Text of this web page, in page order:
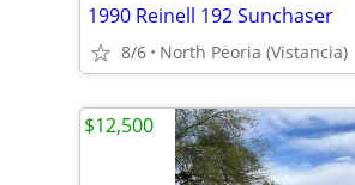
1990 Reinell 192 Sunchaser
8/6 North Peoria (Vistancia)
$12,500